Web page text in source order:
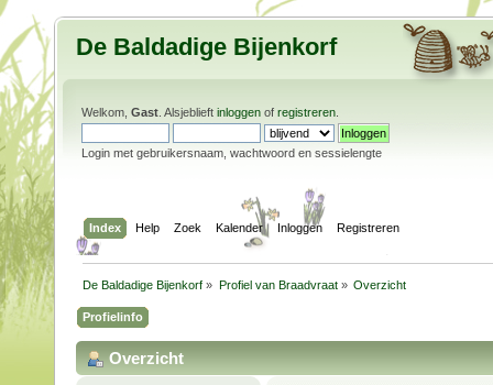
De Baldadige Bijenkorf
Welkom, Gast . Alsjeblieft inloggen of registreren
Login met gebruikersnaam, wachtwoord en sessielengte
Index Help Zoek Kalender Inloggen Registreren
De Baldadige Bijenkorf » Profiel van Braadvraat» Overzicht
Profielinfo
Overzicht